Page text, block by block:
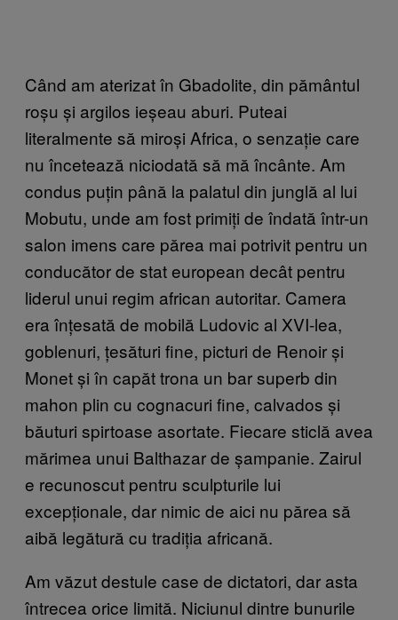
Când am aterizat în Gbadolite, din pământul
roșu și argilos ieșeau aburi. Puteai
literalmente să miroși Africa, o senzație care
nu încetează niciodată să mă încânte. Am
condus puțin până la palatul din junglă al lui
Mobutu, unde am fost primiți de îndată într-un
salon imens care părea mai potrivit pentru un
conducător de stat european decât pentru
liderul unui regim african autoritar. Camera
era înțesată de mobilă Ludovic al XVI-lea,
goblenuri, țesături fine, picturi de Renoir și
Monet și în capăt trona un bar superb din
mahon plin cu cognacuri fine, calvados și
băuturi spirtoase asortate. Fiecare sticlă avea
mărimea unui Balthazar de șampanie. Zairul
e recunoscut pentru sculpturile lui
excepționale, dar nimic de aici nu părea să
aibă legătură cu tradiția africană.
Am văzut destule case de dictatori, dar asta
întrecea orice limită. Niciunul dintre bunurile